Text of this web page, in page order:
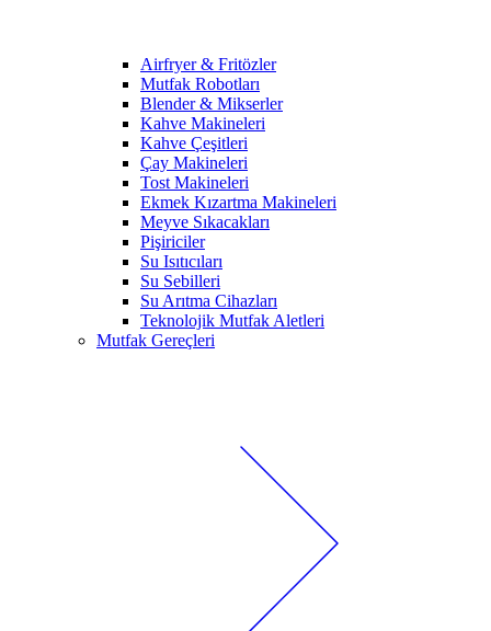
Airfryer & Fritözler
Mutfak Robotları
Blender & Mikserler
Kahve Makineleri
Kahve Çeşitleri
Çay Makineleri
Tost Makineleri
Ekmek Kızartma Makineleri
Meyve Sıkacakları
Pişiriciler
Su Isıtıcıları
Su Sebilleri
Su Arıtma Cihazları
Teknolojik Mutfak Aletleri
Mutfak Gereçleri